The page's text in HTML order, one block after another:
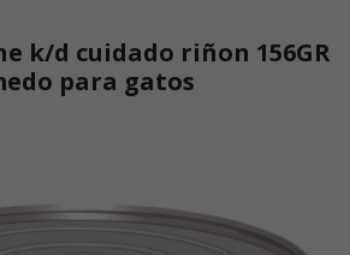
k/d cuidado riñon 156GR
para gatos